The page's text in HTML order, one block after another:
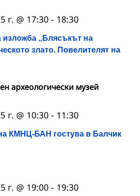
„Блясъкът на
злато. Повелителят на
г. @ 17:30 - 18:30
археологически музей
КМНЦ-БАН гостува в Балчик
г. @ 10:30 - 11:30
г. @ 19:00 - 19:30